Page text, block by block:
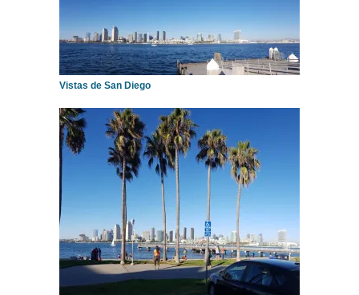
Vistas de San Diego